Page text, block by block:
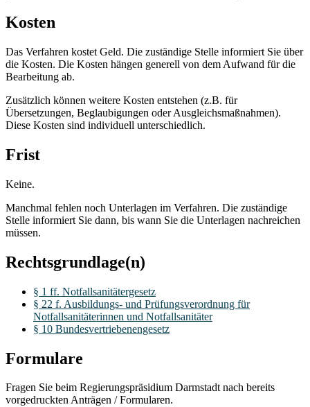
Kosten
Das Verfahren kostet Geld. Die zuständige Stelle informiert Sie über
die Kosten. Die Kosten hängen generell von dem Aufwand für die
Bearbeitung ab.
Zusätzlich können weitere Kosten entstehen (z.B. für
Übersetzungen, Beglaubigungen oder Ausgleichsmaßnahmen).
Diese Kosten sind individuell unterschiedlich.
Frist
Keine.
Manchmal fehlen noch Unterlagen im Verfahren. Die zuständige
Stelle informiert Sie dann, bis wann Sie die Unterlagen nachreichen
müssen.
Rechtsgrundlage(n)
§ 1 ff. Notfallsanitätergesetz
§ 22 f. Ausbildungs- und Prüfungsverordnung für
Notfallsanitäterinnen und Notfallsanitäter
§ 10 Bundesvertriebenengesetz
Formulare
Fragen Sie beim Regierungspräsidium Darmstadt nach bereits
vorgedruckten Anträgen / Formularen.